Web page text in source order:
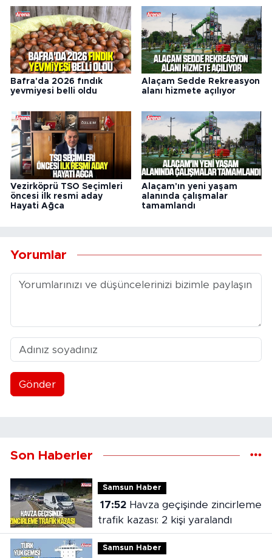
Bafra'da 2026 fındık
yevmiyesi belli oldu
Alaçam Sedde Rekreasyon
alanı hizmete açılıyor
Vezirköprü TSO Seçimleri
öncesi ilk resmi aday
Hayati Ağca
Alaçam'ın yeni yaşam
alanında çalışmalar
tamamlandı
Yorumlar
Gönder
Son Haberler
Samsun Haber
17:52Havza geçişinde zincirleme
trafik kazası: 2 kişi yaralandı
Samsun Haber